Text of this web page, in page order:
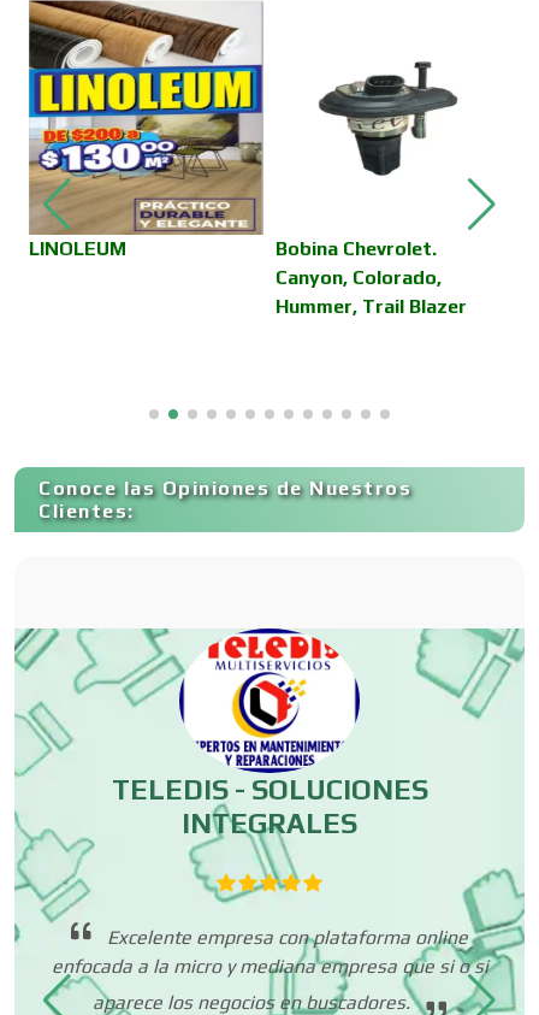
Contadores
Control de Plagas
Conversiones Automotrices
Cremerías y Salchichonerías
Cromadoras
Decoración de Interiores
Deportes
LINOLEUM
Bobina Chevrolet.
Canyon, Colorado,
Hummer, Trail Blazer
Conoce las Opiniones de Nuestros
Clientes:
a
TELEDIS - SOLUCIONES
INTEGRALES
Excelente empresa con plataforma online
enfocada a la micro y mediana empresa que si o si
aparece los negocios en buscadores.